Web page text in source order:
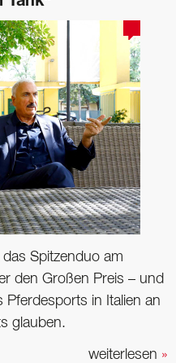
Spitzenduo am
den Großen Preis – und
in Italien an
glauben.
weiterlesen »